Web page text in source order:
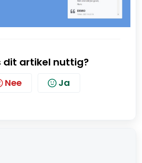
dit artikel nuttig?
Nee Ja